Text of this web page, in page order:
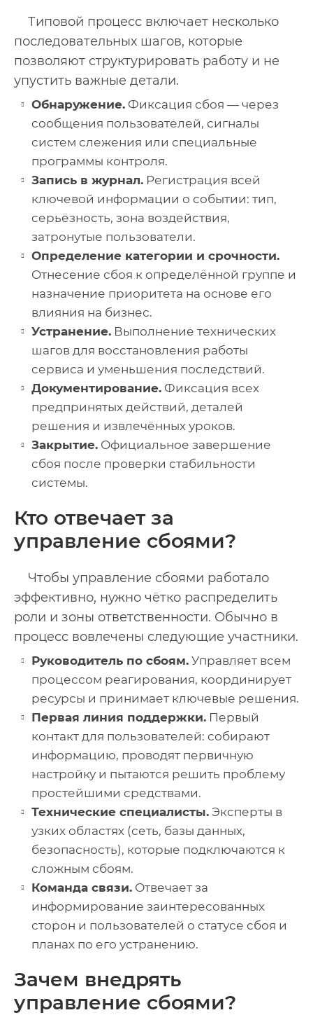
Типовой процесс включает несколько
последовательных шагов, которые
позволяют структурировать работу и не
упустить важные детали.
Обнаружение. Фиксация сбоя — через
сообщения пользователей, сигналы
систем слежения или специальные
программы контроля.
Запись в журнал. Регистрация всей
ключевой информации о событии: тип,
серьёзность, зона воздействия,
затронутые пользователи.
Определение категории и срочности.
Отнесение сбоя к определённой группе и
назначение приоритета на основе его
влияния на бизнес.
Устранение. Выполнение технических
шагов для восстановления работы
сервиса и уменьшения последствий.
Документирование. Фиксация всех
предпринятых действий, деталей
решения и извлечённых уроков.
Закрытие. Официальное завершение
сбоя после проверки стабильности
системы.
Кто отвечает за
управление сбоями?
Чтобы управление сбоями работало
эффективно, нужно чётко распределить
роли и зоны ответственности. Обычно в
процесс вовлечены следующие участники.
Руководитель по сбоям. Управляет всем
процессом реагирования, координирует
ресурсы и принимает ключевые решения.
Первая линия поддержки. Первый
контакт для пользователей: собирают
информацию, проводят первичную
настройку и пытаются решить проблему
простейшими средствами.
Технические специалисты. Эксперты в
узких областях (сеть, базы данных,
безопасность), которые подключаются к
сложным сбоям.
Команда связи. Отвечает за
информирование заинтересованных
сторон и пользователей о статусе сбоя и
планах по его устранению.
Зачем внедрять
управление сбоями?